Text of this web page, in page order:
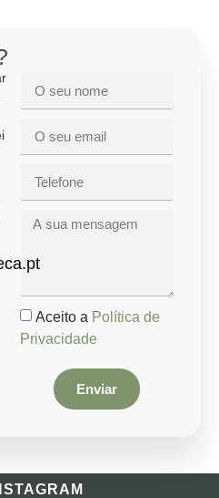
Aceito a Política de
Privacidade
Enviar